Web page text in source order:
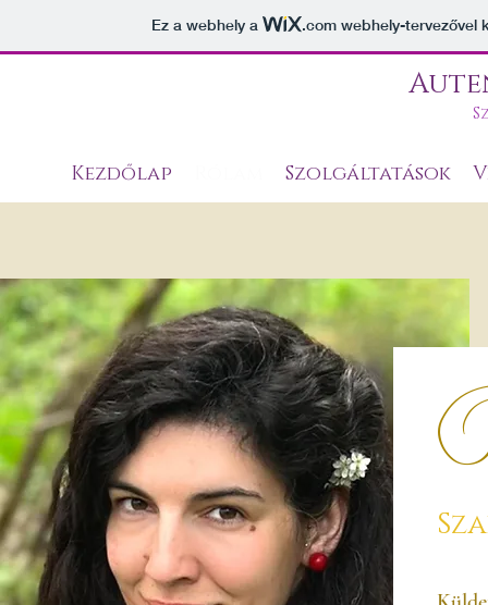
Ez a webhely a .comwebhely-tervezővel
Kezdőlap Szolgáltatások